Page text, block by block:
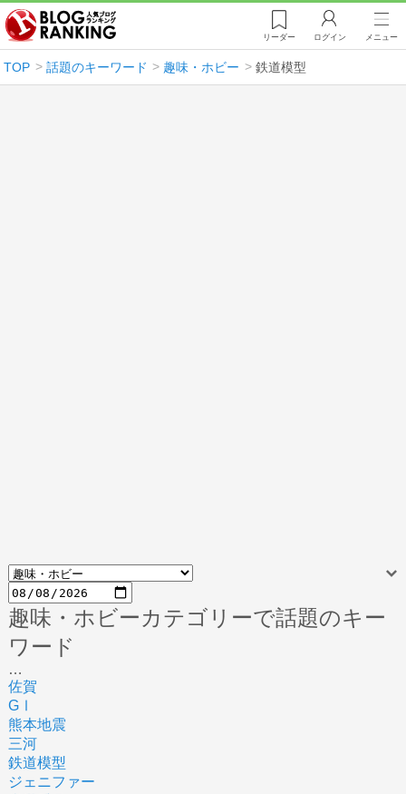
リーダー ログイン メニュー
TOP 話題のキーワード 趣味・ホビー 鉄道模型
趣味・ホビーカテゴリーで話題のキー
ワード
…
佐賀
GⅠ
熊本地震
三河
鉄道模型
ジェニファー